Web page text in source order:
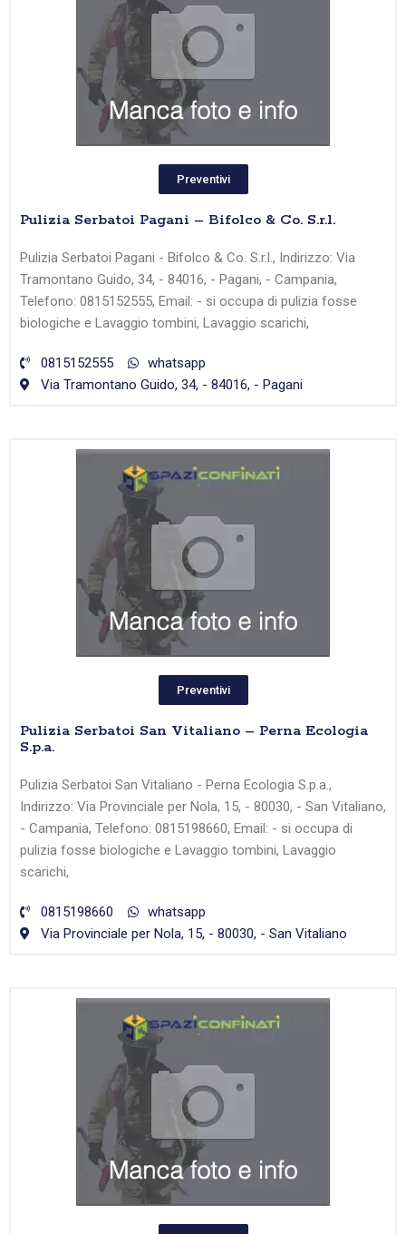
Preventivi
Pulizia Serbatoi Pagani – Bifolco & Co. S.r.l.
Pulizia Serbatoi Pagani - Bifolco & Co. S.r.l., Indirizzo: Via
Tramontano Guido, 34, - 84016, - Pagani, - Campania,
Telefono: 0815152555, Email: - si occupa di pulizia fosse
biologiche e Lavaggio tombini, Lavaggio scarichi,
0815152555
whatsapp
Via Tramontano Guido, 34, - 84016, - Pagani
Preventivi
Pulizia Serbatoi San Vitaliano – Perna Ecologia
S.p.a.
Pulizia Serbatoi San Vitaliano - Perna Ecologia S.p.a.,
Indirizzo: Via Provinciale per Nola, 15, - 80030, - San Vitaliano,
- Campania, Telefono: 0815198660, Email: - si occupa di
pulizia fosse biologiche e Lavaggio tombini, Lavaggio
scarichi,
0815198660
whatsapp
Via Provinciale per Nola, 15, - 80030, - San Vitaliano